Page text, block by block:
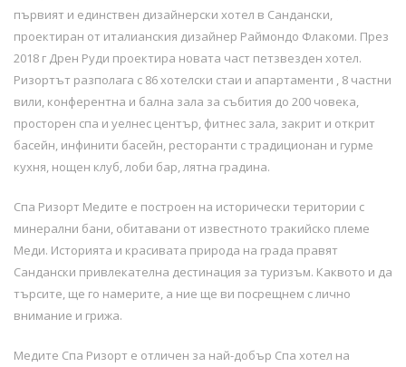
първият и единствен дизайнерски хотел в Сандански,
проектиран от италианския дизайнер Раймондо Флакоми. През
2018 г Дрен Руди проектира новата част петзвезден хотел.
Ризортът разполага с 86 хотелски стаи и апартаменти , 8 частни
вили, конферентна и бална зала за събития до 200 човека,
просторен спа и уелнес център, фитнес зала, закрит и открит
басейн, инфинити басейн, ресторанти с традиционан и гурме
кухня, нощен клуб, лоби бар, лятна градина.
Спа Ризорт Медите е построен на исторически територии с
минерални бани, обитавани от известното тракийско племе
Меди. Историята и красивата природа на града правят
Сандански привлекателна дестинация за туризъм. Каквото и да
търсите, ще го намерите, а ние ще ви посрещнем с лично
внимание и грижа.
Медите Спа Ризорт е отличен за най-добър Спа хотел на